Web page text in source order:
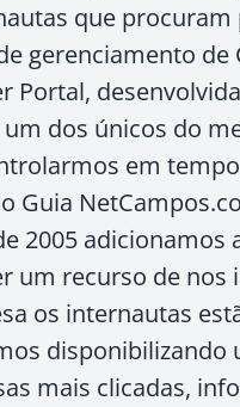
que procuram
gerenciamento de
Portal,
dos únicos do
em
Guia
2005 adicionamos
um recurso de nos
os internautas
disponibilizando
mais clicadas,